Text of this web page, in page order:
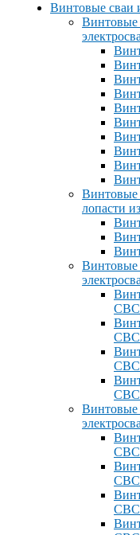
Винтовые сваи
Винтовые
Винтовые
лопасти
Винтовые
СВС
СВС
СВС
СВС
Винтовые